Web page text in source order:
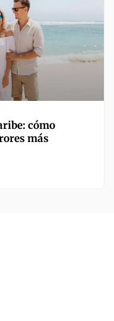
cómo
más